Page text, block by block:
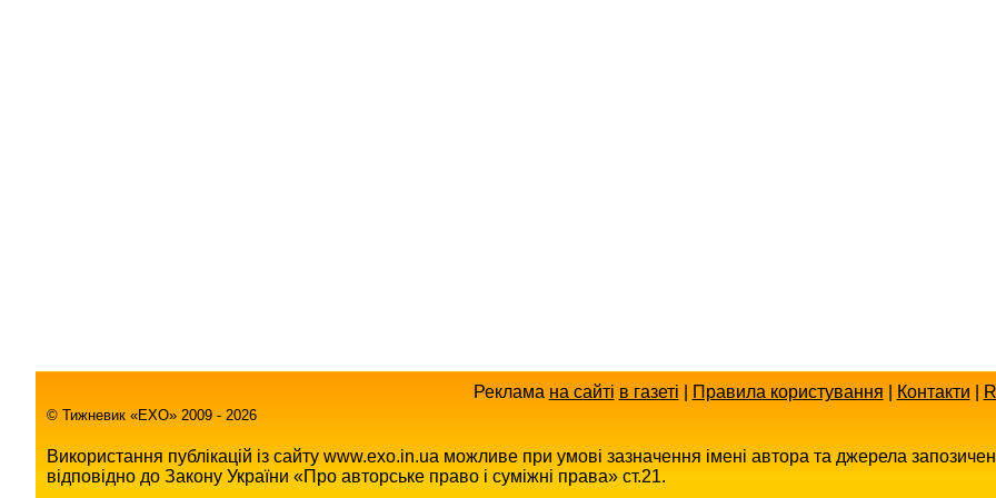
Реклама на сайті в газеті Правила користування Контакти
© Тижневик «EХO» 2009 - 2026
Використання публікацій із сайту www.exo.in.ua можливе при умові зазначення імені автора та джерела
відповідно до Закону України «Про авторське право і суміжні права» ст.21.